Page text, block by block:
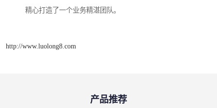
精心打造了一个业务精湛团队。
http://www.luolong8.com
产品推荐